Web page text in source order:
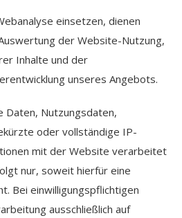
einsetzen, dienen
der Website-Nutzung,
Inhalte und der
unseres Angebots.
Daten, Nutzungsdaten,
oder vollständige IP-
mit der Website verarbeitet
nur, soweit hierfür eine
Bei einwilligungspflichtigen
ausschließlich auf